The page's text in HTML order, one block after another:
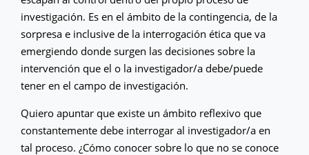
investigación. Es en el ámbito de la contingencia, de la
sorpresa e inclusive de la interrogación ética que va
emergiendo donde surgen las decisiones sobre la
intervención que el o la investigador/a debe/puede
tener en el campo de investigación.
Quiero apuntar que existe un ámbito reflexivo que
constantemente debe interrogar al investigador/a en
tal proceso. ¿Cómo conocer sobre lo que no se conoce